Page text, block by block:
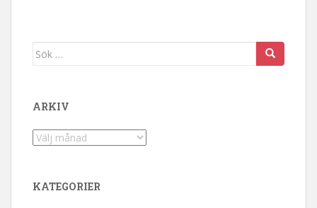
Sök efter:
ARKIV
Arkiv
KATEGORIER